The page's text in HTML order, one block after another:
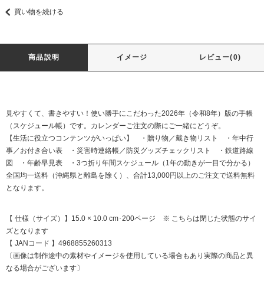
買い物を続ける
商品説明 イメージ レビュー(0)
見やすくて、書きやすい！使い勝手にこだわった2026年（令和8年）版の手帳
（スケジュール帳）です。カレンダーご注文の際にご一緒にどうぞ。
【生活に役立つコンテンツがいっぱい】 ・贈り物／戴き物リスト ・年中行
事／お付き合い表 ・災害時連絡帳／防災グッズチェックリスト ・鉄道路線
図 ・年齢早見表 ・3つ折り年間スケジュール（1年の動きが一目で分かる）
全国均一送料（沖縄県と離島を除く）、合計13,000円以上のご注文で送料無料
となります。
【 仕様（サイズ）】15.0 × 10.0 cm･200ページ ※ こちらは閉じた状態のサイ
ズとなります
【 JANコード 】4968855260313
〔画像は制作途中の素材やイメージを使用している場合もあり実際の商品と異
なる場合がございます〕